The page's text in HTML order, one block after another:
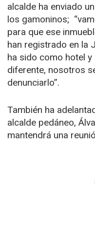
alcalde ha enviado
los gamoninos;
para que ese
han registrado en la
ha sido como hotel
diferente, nosotros
denunciarlo”.
También ha
alcalde pedáneo,
mantendrá una